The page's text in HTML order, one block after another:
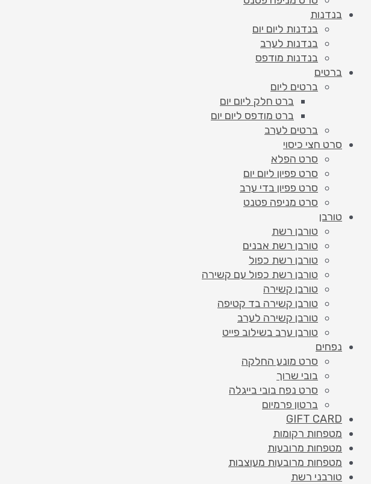
בנדנות
בנדנות ליום יום
בנדנות לערב
בנדנות מודפס
ברטים
ברטים ליום
ברט חלק ליום יום
ברט מודפס ליום יום
ברטים לערב
סרט חצי כיסוי
סרט הפלא
סרט פפיון ליום יום
סרט פפיון בדי ערב
סרט מניפה פטנט
טורבן
טורבן רשת
טורבן רשת אבנים
טורבן רשת כפול
טורבן רשת כפול עם קשירה
טורבן קשירה
טורבן קשירה בד קטיפה
טורבן קשירה לערב
טורבן ערב בשילוב פייט
נפחים
סרט מונע החלקה
בובי שרוך
סרט נפח בובי בייגלה
ברטון פרמיום
GIFT CARD
מטפחות רקומות
מטפחות מרובעות
מטפחות מרובעות מעוצבות
טורבני רשת